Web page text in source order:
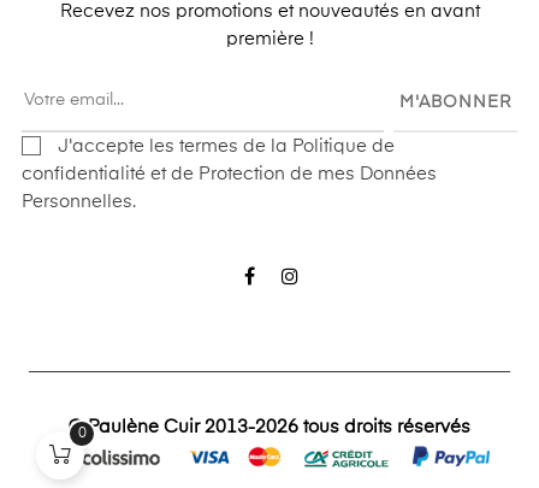
Recevez nos promotions et nouveautés en avant
première !
M'ABONNER
J'accepte les termes de la Politique de
confidentialité et de Protection de mes Données
Personnelles.
Facebook
© Paulène Cuir 2013-2026 tous droits réservés
0